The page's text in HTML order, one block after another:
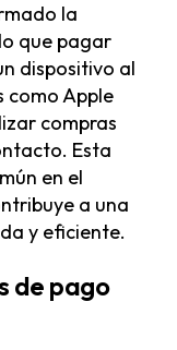
la
que pagar
dispositivo al
como Apple
compras
Esta
en el
a una
y eficiente.
de pago